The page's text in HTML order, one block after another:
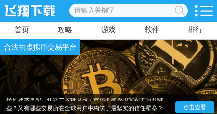
首页 攻略 游戏 软件 排行
合法的虚拟币交易平台
随着全球加密资产市场的持续扩容，中心化交易所的角色
已发生深刻演变。它们不再仅仅是数字资产的撮合通道，而是
进化为融合前沿金融科技、严密安全保障与多元创新生态的核
心基础设施。步入2026年，行业洗牌与合规化进程加速，市场
格局迎来重塑。在这一关键节点，合法的虚拟币交易平台有哪
些？又有哪些交易所在全球用户中构筑了最坚实的信任壁垒？
点击查看